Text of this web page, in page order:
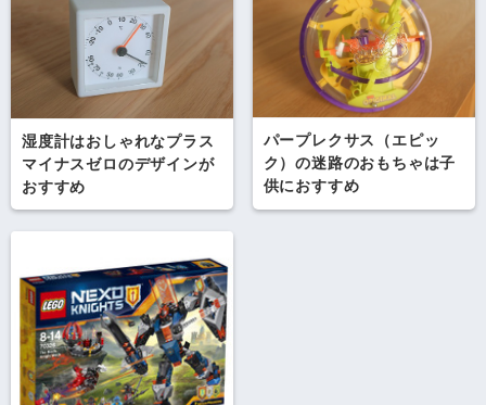
湿度計はおしゃれなプラス
マイナスゼロのデザインが
おすすめ
パープレクサス（エピッ
ク）の迷路のおもちゃは子
供におすすめ